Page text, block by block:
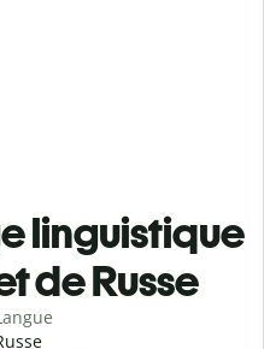
linguistique
de Russe